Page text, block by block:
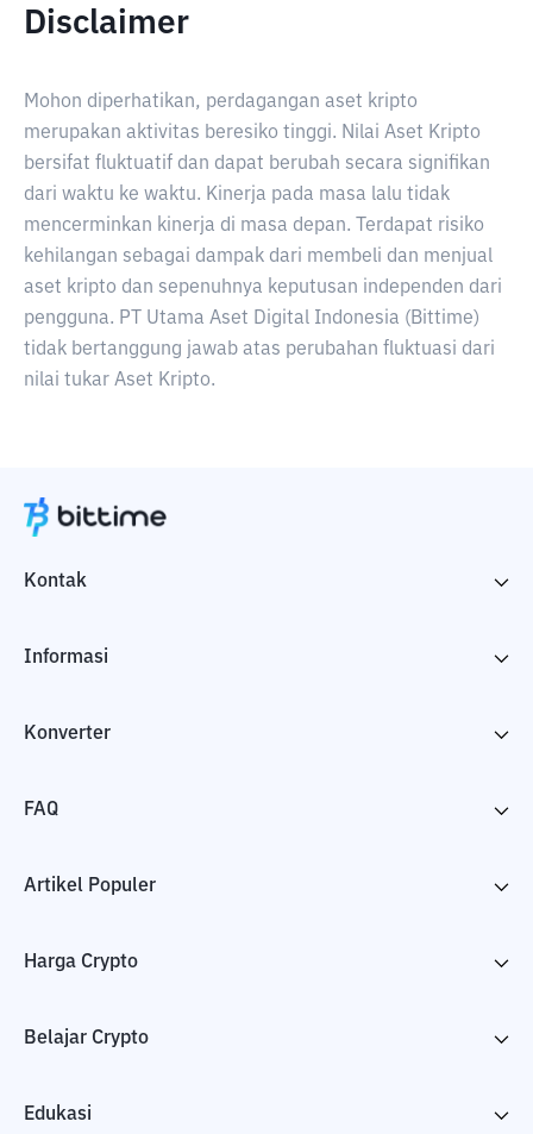
Disclaimer
Mohon diperhatikan, perdagangan aset kripto
merupakan aktivitas beresiko tinggi. Nilai Aset Kripto
bersifat fluktuatif dan dapat berubah secara signifikan
dari waktu ke waktu. Kinerja pada masa lalu tidak
mencerminkan kinerja di masa depan. Terdapat risiko
kehilangan sebagai dampak dari membeli dan menjual
aset kripto dan sepenuhnya keputusan independen dari
pengguna. PT Utama Aset Digital Indonesia (Bittime)
tidak bertanggung jawab atas perubahan fluktuasi dari
nilai tukar Aset Kripto.
Kontak
Informasi
Konverter
FAQ
Artikel Populer
Harga Crypto
Belajar Crypto
Edukasi